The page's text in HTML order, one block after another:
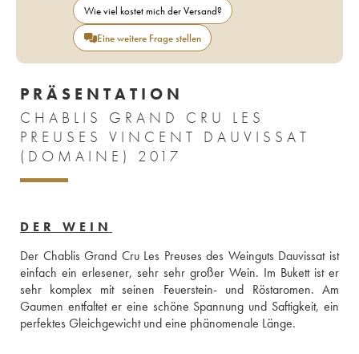
Wie viel kostet mich der Versand?
Eine weitere Frage stellen
PRÄSENTATION
CHABLIS GRAND CRU LES
PREUSES VINCENT DAUVISSAT
(DOMAINE) 2017
DER WEIN
Der Chablis Grand Cru Les Preuses des Weinguts Dauvissat ist
einfach ein erlesener, sehr sehr großer Wein. Im Bukett ist er
sehr komplex mit seinen Feuerstein- und Röstaromen. Am
Gaumen entfaltet er eine schöne Spannung und Saftigkeit, ein
perfektes Gleichgewicht und eine phänomenale Länge.